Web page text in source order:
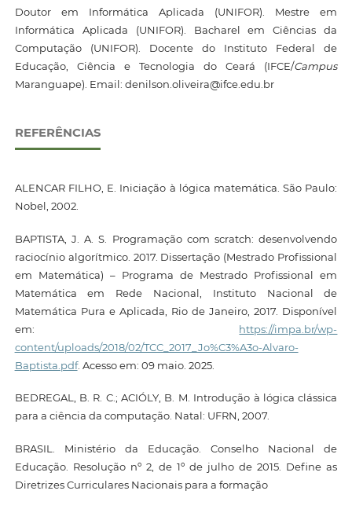
Doutor em Informática Aplicada (UNIFOR). Mestre em
Informática Aplicada (UNIFOR). Bacharel em Ciências da
Computação (UNIFOR). Docente do Instituto Federal de
Educação, Ciência e Tecnologia do Ceará (IFCE/Campus
Maranguape). Email: denilson.oliveira@ifce.edu.br
REFERÊNCIAS
ALENCAR FILHO, E. Iniciação à lógica matemática. São Paulo:
Nobel, 2002.
BAPTISTA, J. A. S. Programação com scratch: desenvolvendo
raciocínio algorítmico. 2017. Dissertação (Mestrado Profissional
em Matemática) – Programa de Mestrado Profissional em
Matemática em Rede Nacional, Instituto Nacional de
Matemática Pura e Aplicada, Rio de Janeiro, 2017. Disponível
em: https://impa.br/wp-
content/uploads/2018/02/TCC_2017_Jo%C3%A3o-Alvaro-
Baptista.pdf. Acesso em: 09 maio. 2025.
BEDREGAL, B. R. C.; ACIÓLY, B. M. Introdução à lógica clássica
para a ciência da computação. Natal: UFRN, 2007.
BRASIL. Ministério da Educação. Conselho Nacional de
Educação. Resolução nº 2, de 1º de julho de 2015. Define as
Diretrizes Curriculares Nacionais para a formação